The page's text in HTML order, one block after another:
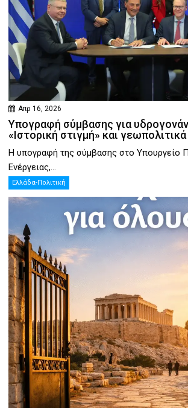
Απρ 16, 2026
Υπογραφή σύμβασης για
«Ιστορική στιγμή» και
Η υπογραφή της σύμβασης στο Υπουργείο
Ενέργειας,...
Ελλάδα-Πολιτική